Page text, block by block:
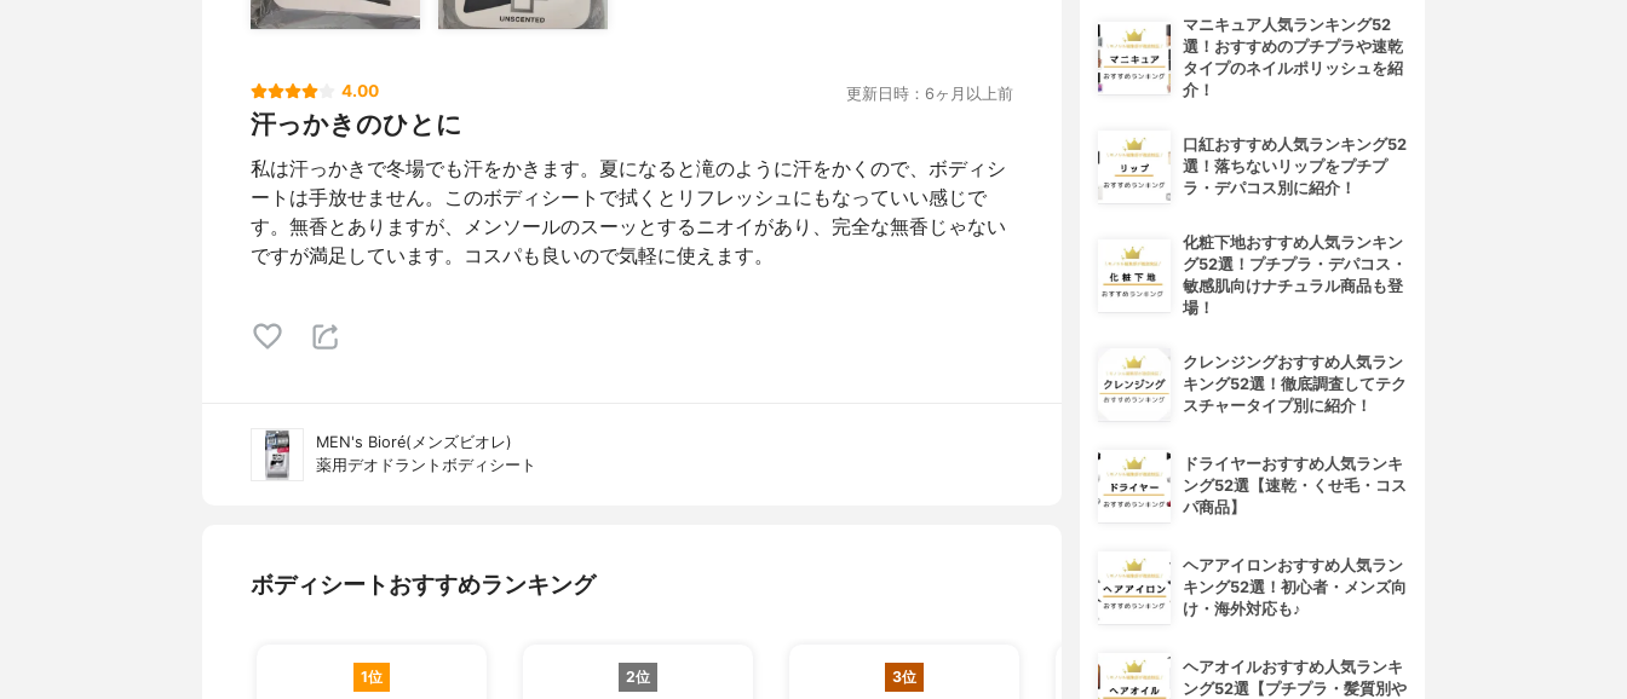
4.00 更新日時：6ヶ月以上前
汗っかきのひとに
私は汗っかきで冬場でも汗をかきます。夏になると滝のように汗をかくので、ボディシ
ートは手放せません。このボディシートで拭くとリフレッシュにもなっていい感じで
す。無香とありますが、メンソールのスーッとするニオイがあり、完全な無香じゃない
ですが満足しています。コスパも良いので気軽に使えます。
MEN's Bioré(メンズビオレ)
薬用デオドラントボディシート
ボディシートおすすめランキング
1位 2位 3位 4位
マニキュア人気ランキング52
選！おすすめのプチプラや速乾
タイプのネイルポリッシュを紹
介！
口紅おすすめ人気ランキング52
選！落ちないリップをプチプ
ラ・デパコス別に紹介！
化粧下地おすすめ人気ランキン
グ52選！プチプラ・デパコス・
敏感肌向けナチュラル商品も登
場！
クレンジングおすすめ人気ラン
キング52選！徹底調査してテク
スチャータイプ別に紹介！
ドライヤーおすすめ人気ランキ
ング52選【速乾・くせ毛・コス
パ商品】
ヘアアイロンおすすめ人気ラン
キング52選！初心者・メンズ向
け・海外対応も♪
ヘアオイルおすすめ人気ランキ
ング52選【プチプラ・髪質別や